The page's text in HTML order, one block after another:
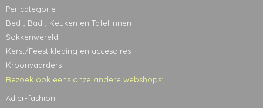
Per categorie
Bed-, Bad-, Keuken en Tafellinnen
Sokkenwereld
Kerst/Feest kleding en accesoires
Kroonvaarders
Bezoek ook eens onze andere webshops:
Adler-fashion